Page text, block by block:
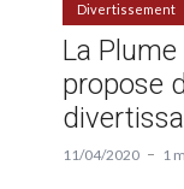
Divertissement
La
propose
11/04/2020 1